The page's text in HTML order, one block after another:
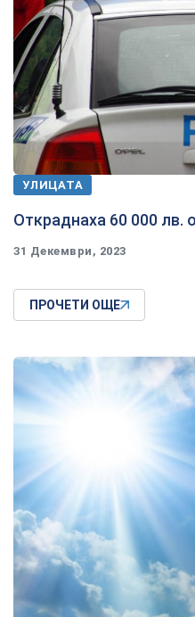
УЛИЦАТА
Откраднаха 60 000 лв.
31 Декември, 2023
ПРОЧЕТИ ОЩЕ